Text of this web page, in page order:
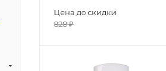
Цена до скидки
828₽